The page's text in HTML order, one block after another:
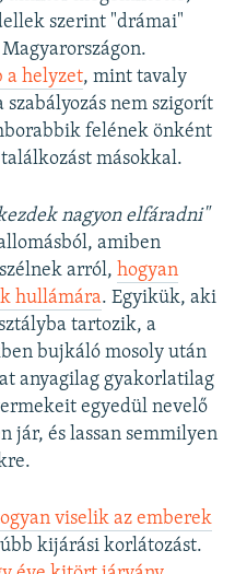
szerint "drámai"
a helyzet, mint tavaly
nem szigorít
felének önként
másokkal.
nagyon elfáradni"
amiben
arról, hogyan
hullámára. Egyikük, aki
tartozik, a
bujkáló mosoly után
anyagilag gyakorlatilag
egyedül nevelő
jár, és lassan semmilyen
viselik az emberek
kijárási korlátozást.